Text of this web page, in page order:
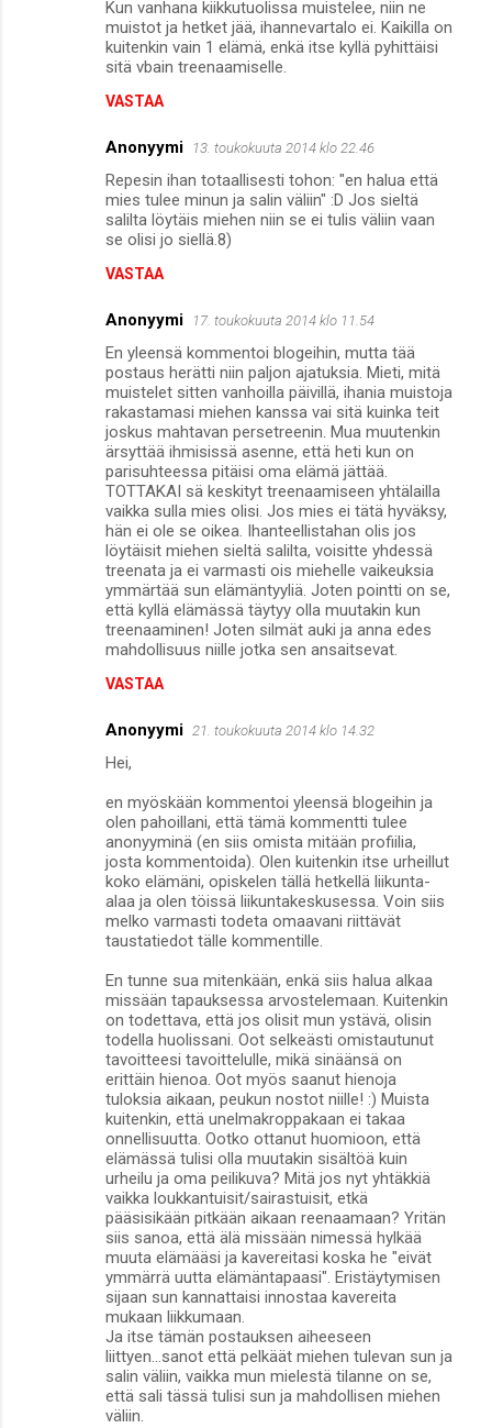
Kun vanhana kiikkutuolissa muistelee, niin ne
muistot ja hetket jää, ihannevartalo ei. Kaikilla on
kuitenkin vain 1 elämä, enkä itse kyllä pyhittäisi
sitä vbain treenaamiselle.
VASTAA
Anonyymi 13. toukokuuta 2014 klo 22.46
Repesin ihan totaallisesti tohon: "en halua että
mies tulee minun ja salin väliin" :D Jos sieltä
salilta löytäis miehen niin se ei tulis väliin vaan
se olisi jo siellä.8)
VASTAA
Anonyymi 17. toukokuuta 2014 klo 11.54
En yleensä kommentoi blogeihin, mutta tää
postaus herätti niin paljon ajatuksia. Mieti, mitä
muistelet sitten vanhoilla päivillä, ihania muistoja
rakastamasi miehen kanssa vai sitä kuinka teit
joskus mahtavan persetreenin. Mua muutenkin
ärsyttää ihmisissä asenne, että heti kun on
parisuhteessa pitäisi oma elämä jättää.
TOTTAKAI sä keskityt treenaamiseen yhtälailla
vaikka sulla mies olisi. Jos mies ei tätä hyväksy,
hän ei ole se oikea. Ihanteellistahan olis jos
löytäisit miehen sieltä salilta, voisitte yhdessä
treenata ja ei varmasti ois miehelle vaikeuksia
ymmärtää sun elämäntyyliä. Joten pointti on se,
että kyllä elämässä täytyy olla muutakin kun
treenaaminen! Joten silmät auki ja anna edes
mahdollisuus niille jotka sen ansaitsevat.
VASTAA
Anonyymi 21. toukokuuta 2014 klo 14.32
Hei,
en myöskään kommentoi yleensä blogeihin ja
olen pahoillani, että tämä kommentti tulee
anonyyminä (en siis omista mitään profiilia,
josta kommentoida). Olen kuitenkin itse urheillut
koko elämäni, opiskelen tällä hetkellä liikunta-
alaa ja olen töissä liikuntakeskusessa. Voin siis
melko varmasti todeta omaavani riittävät
taustatiedot tälle kommentille.
En tunne sua mitenkään, enkä siis halua alkaa
missään tapauksessa arvostelemaan. Kuitenkin
on todettava, että jos olisit mun ystävä, olisin
todella huolissani. Oot selkeästi omistautunut
tavoitteesi tavoittelulle, mikä sinäänsä on
erittäin hienoa. Oot myös saanut hienoja
tuloksia aikaan, peukun nostot niille! :) Muista
kuitenkin, että unelmakroppakaan ei takaa
onnellisuutta. Ootko ottanut huomioon, että
elämässä tulisi olla muutakin sisältöä kuin
urheilu ja oma peilikuva? Mitä jos nyt yhtäkkiä
vaikka loukkantuisit/sairastuisit, etkä
pääsisikään pitkään aikaan reenaamaan? Yritän
siis sanoa, että älä missään nimessä hylkää
muuta elämääsi ja kavereitasi koska he "eivät
ymmärrä uutta elämäntapaasi". Eristäytymisen
sijaan sun kannattaisi innostaa kavereita
mukaan liikkumaan.
Ja itse tämän postauksen aiheeseen
liittyen...sanot että pelkäät miehen tulevan sun ja
salin väliin, vaikka mun mielestä tilanne on se,
että sali tässä tulisi sun ja mahdollisen miehen
väliin.